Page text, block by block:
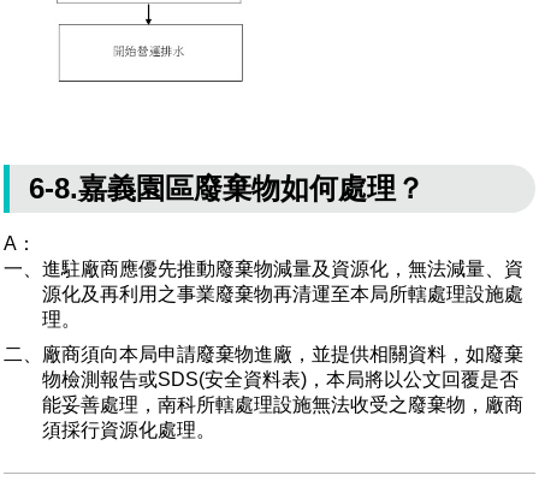
6-8.嘉義園區廢棄物如何處理？
A：
一、進駐廠商應優先推動廢棄物減量及資源化，無法減量、資
源化及再利用之事業廢棄物再清運至本局所轄處理設施處
理。
二、廠商須向本局申請廢棄物進廠，並提供相關資料，如廢棄
物檢測報告或SDS(安全資料表)，本局將以公文回覆是否
能妥善處理，南科所轄處理設施無法收受之廢棄物，廠商
須採行資源化處理。